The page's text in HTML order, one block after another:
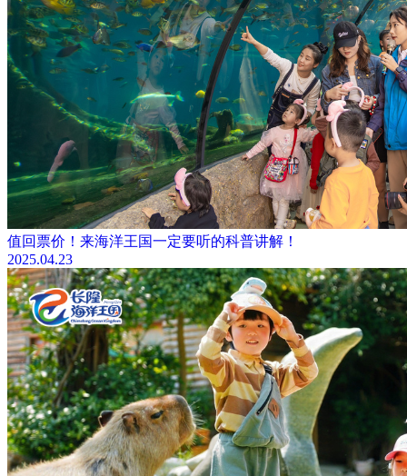
值回票价！来海洋王国一定要听的科普讲解！
2025.04.23